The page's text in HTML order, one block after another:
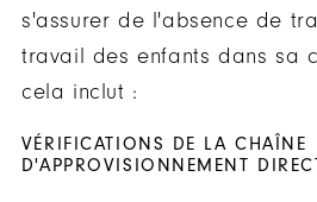
s'assurer de l'absence de
travail des enfants dans sa
cela inclut :
VÉRIFICATIONS DE LA CHAÎNE
D'APPROVISIONNEMENT